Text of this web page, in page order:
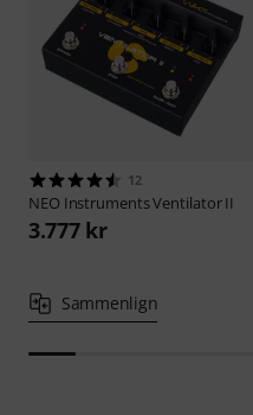
12
NEO InstrumentsVentilator II
3.777 kr
Sammenlign